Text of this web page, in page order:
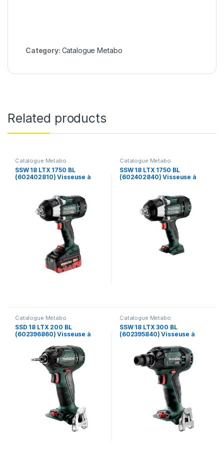
Category: Catalogue Metabo
Related products
Catalogue Metabo
SSW 18 LTX 1750 BL
(602402810) Visseuse à
Catalogue Metabo
SSW 18 LTX 1750 BL
(602402840) Visseuse à
Catalogue Metabo
SSD 18 LTX 200 BL
(602396860) Visseuse à
Catalogue Metabo
SSW 18 LTX 300 BL
(602395840) Visseuse à